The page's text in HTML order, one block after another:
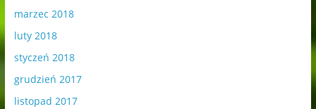
marzec 2018
luty 2018
styczeń 2018
grudzień 2017
listopad 2017